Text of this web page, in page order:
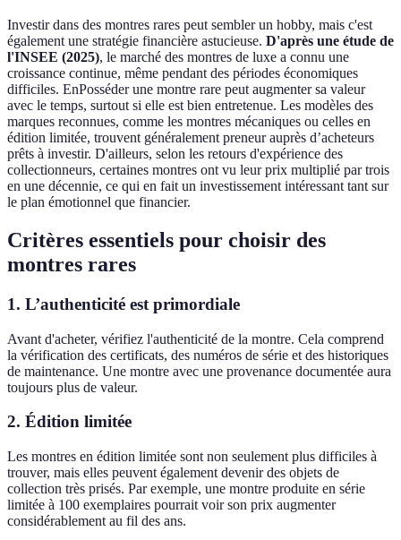
Investir dans des montres rares peut sembler un hobby, mais c'est
également une stratégie financière astucieuse. D'après une étude de
l'INSEE (2025), le marché des montres de luxe a connu une
croissance continue, même pendant des périodes économiques
difficiles. EnPosséder une montre rare peut augmenter sa valeur
avec le temps, surtout si elle est bien entretenue. Les modèles des
marques reconnues, comme les montres mécaniques ou celles en
édition limitée, trouvent généralement preneur auprès d’acheteurs
prêts à investir. D'ailleurs, selon les retours d'expérience des
collectionneurs, certaines montres ont vu leur prix multiplié par trois
en une décennie, ce qui en fait un investissement intéressant tant sur
le plan émotionnel que financier.
Critères essentiels pour choisir des
montres rares
1. L’authenticité est primordiale
Avant d'acheter, vérifiez l'authenticité de la montre. Cela comprend
la vérification des certificats, des numéros de série et des historiques
de maintenance. Une montre avec une provenance documentée aura
toujours plus de valeur.
2. Édition limitée
Les montres en édition limitée sont non seulement plus difficiles à
trouver, mais elles peuvent également devenir des objets de
collection très prisés. Par exemple, une montre produite en série
limitée à 100 exemplaires pourrait voir son prix augmenter
considérablement au fil des ans.